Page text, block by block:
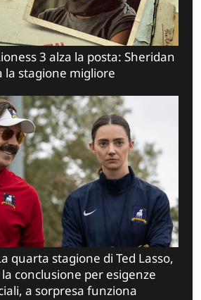
3 alza la posta: Sheridan
la stagione migliore
quarta stagione di Ted Lasso,
conclusione per esigenze
a sorpresa funziona